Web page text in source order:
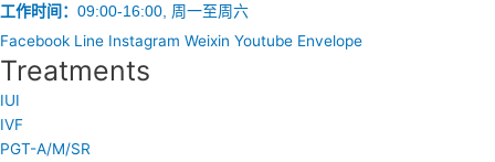
工作时间： 09:00-16:00, 周一至周六
Facebook Line Instagram Weixin Youtube Envelope
Treatments
IUI
IVF
PGT-A/M/SR